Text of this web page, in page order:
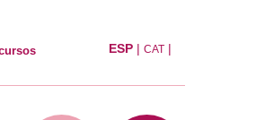
ESP| CAT|